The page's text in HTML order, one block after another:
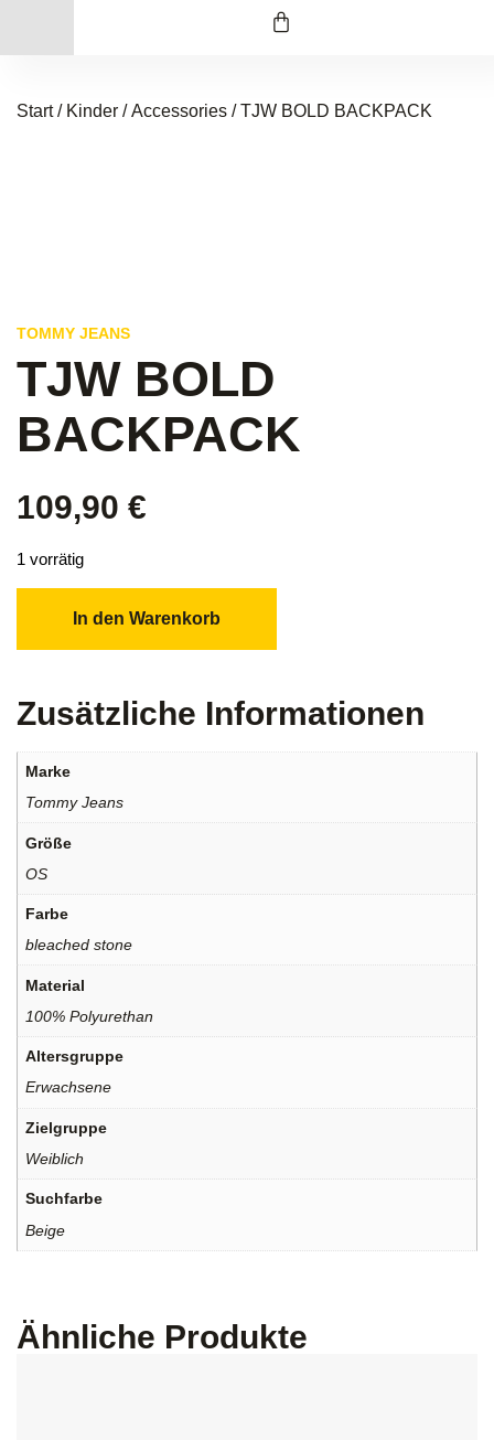
Start/ Kinder /Accessories / TJW BOLD BACKPACK
TOMMY JEANS
TJW BOLD
BACKPACK
109,90 €
1 vorrätig
In den Warenkorb
Zusätzliche Informationen
Marke
Tommy Jeans
Größe
OS
Farbe
bleached stone
Material
100% Polyurethan
Altersgruppe
Erwachsene
Zielgruppe
Weiblich
Suchfarbe
Beige
Ähnliche Produkte